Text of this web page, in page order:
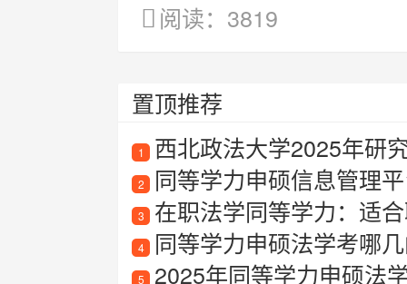
阅读：3819
置顶推荐
1 西北政法大学2025年研
2 同等学力申硕信息管理
3 在职法学同等学力：适
4 同等学力申硕法学考哪
5 2025年同等学力申硕法